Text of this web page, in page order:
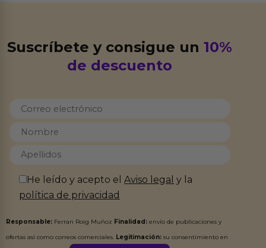
Suscríbete y consigue un10%
de descuento
He leído y acepto elAviso legal y la
política de privacidad
Responsable: Ferran Roig Muñoz Finalidad: envío de publicaciones y
ofertas así como correos comerciales. Legitimación: su consentimiento en